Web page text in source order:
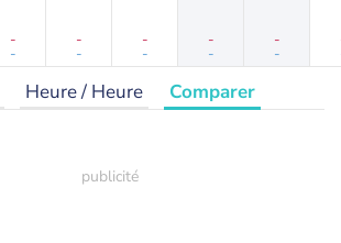
-
-
-
-
-
-
-
-
-
-
Heure / Heure Comparer